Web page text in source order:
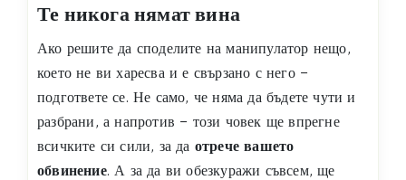
Те никога нямат вина
Ако решите да споделите на манипулатор нещо,
което не ви харесва и е свързано с него –
подгответе се. Не само, че няма да бъдете чути и
разбрани, а напротив – този човек ще впрегне
всичките си сили, за да отрече вашето
обвинение. А за да ви обезкуражи съвсем, ще